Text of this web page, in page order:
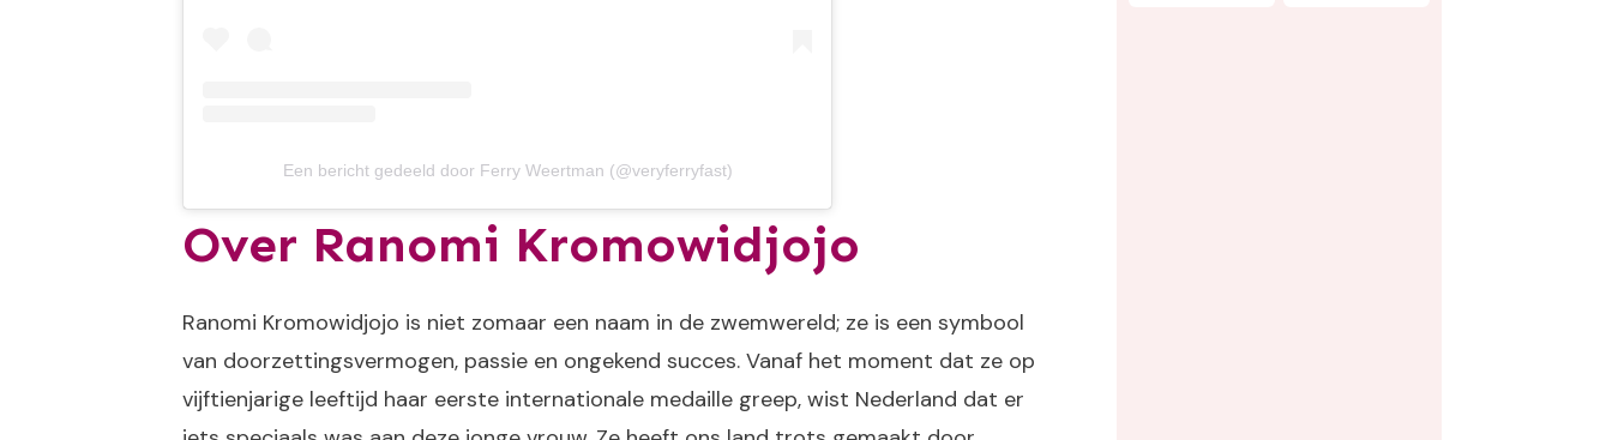
Een bericht gedeeld door Ferry Weertman (@veryferryfast)
Over Ranomi Kromowidjojo
Ranomi Kromowidjojo is niet zomaar een naam in de zwemwereld; ze is een symbool
van doorzettingsvermogen, passie en ongekend succes. Vanaf het moment dat ze op
vijftienjarige leeftijd haar eerste internationale medaille greep, wist Nederland dat er